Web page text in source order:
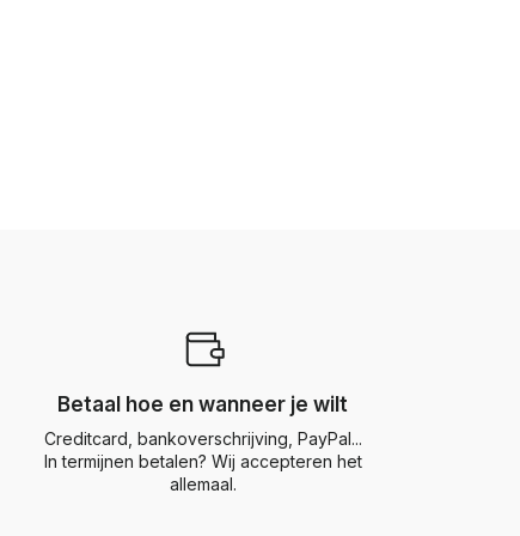
Betaal hoe en wanneer je wilt
Creditcard, bankoverschrijving, PayPal...
In termijnen betalen? Wij accepteren het
allemaal.